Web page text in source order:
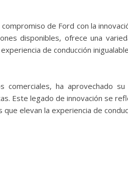
de Ford con la
disponibles, ofrece una
de conducción
comerciales, ha aprovechado su
Este legado de innovación se
elevan la experiencia de